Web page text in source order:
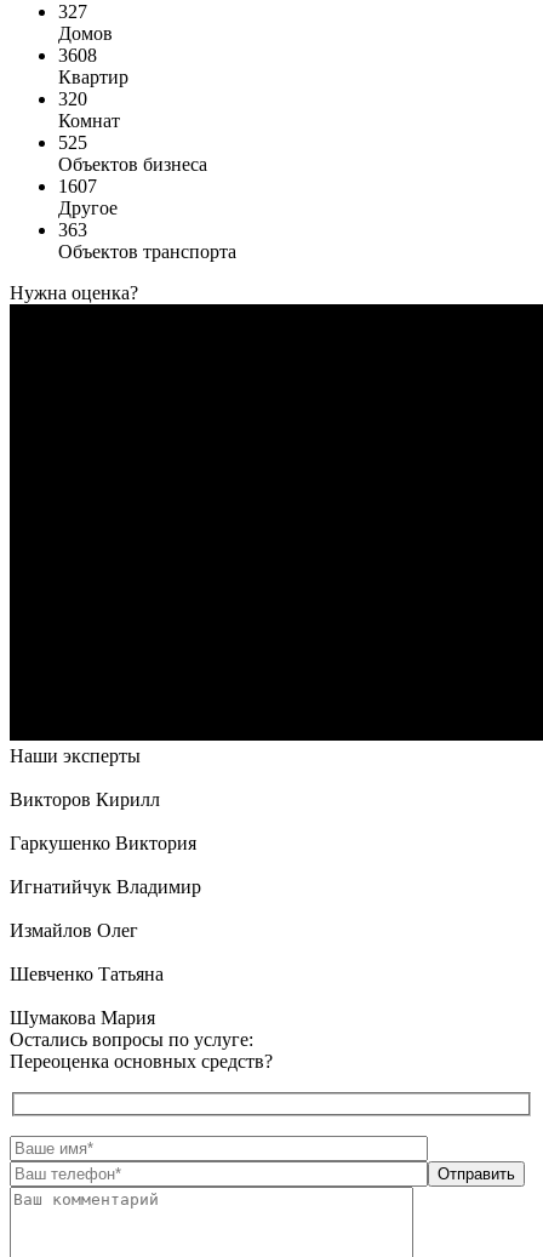
327
Домов
3608
Квартир
320
Комнат
525
Объектов бизнеса
1607
Другое
363
Объектов транспорта
Нужна оценка?
Наши эксперты
Викторов Кирилл
Гаркушенко Виктория
Игнатийчук Владимир
Измайлов Олег
Шевченко Татьяна
Шумакова Мария
Остались вопросы по услуге:
Переоценка основных средств?